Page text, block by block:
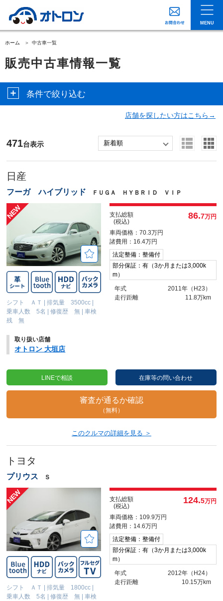
MENU
ホーム 中古車一覧
販売中古車情報一覧
条件で絞り込む
店舗を探したい方はこちら→
471台表示
日産
フーガ ハイブリッド ＦＵＧＡ ＨＹＢＲＩＤ ＶＩＰ
シフト ＡＴ |排気量 3500cc
乗車人数 5名
|修復歴 無 |車検
残 無
支払総額
(税込)
86.7万円
車両価格：70.3万円
諸費用：16.4万円
法定整備：整備付
部分保証：有（3か月または3,000k
m）
年式
2011年（H23）
走行距離
11.8万km
取り扱い店舗
オトロン 大垣店
LINEで相談 在庫等の問い合わせ
審査が通るか確認
（無料）
このクルマの詳細を見る ＞
トヨタ
プリウス Ｓ
シフト ＡＴ |排気量 1800cc
乗車人数 5名
|修復歴 無 |車検
支払総額
(税込)
124.5万円
車両価格：109.9万円
諸費用：14.6万円
法定整備：整備付
部分保証：有（3か月または3,000k
m）
年式
2012年（H24）
走行距離
10.15万km